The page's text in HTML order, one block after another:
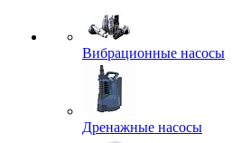
Вибрационные насосы
Дренажные насосы